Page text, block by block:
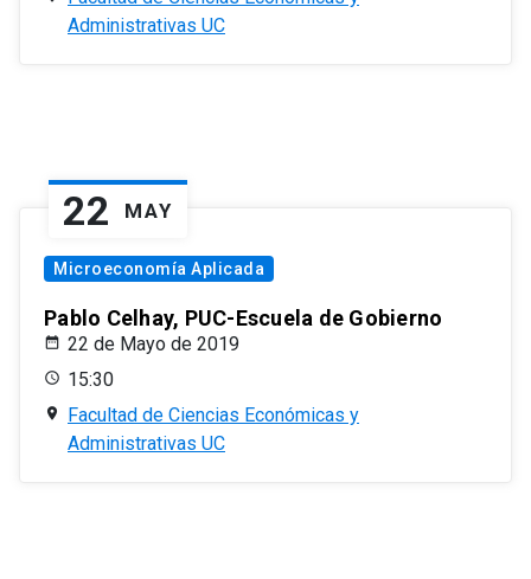
Administrativas UC
22 MAY
Microeconomía Aplicada
Pablo Celhay, PUC-Escuela de Gobierno
22 de Mayo de 2019
15:30
Facultad de Ciencias Económicas y
Administrativas UC